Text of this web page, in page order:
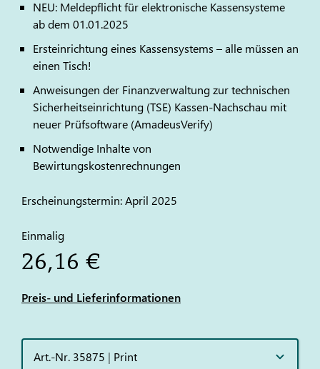
NEU: Meldepflicht für elektronische Kassensysteme
ab dem 01.01.2025
Ersteinrichtung eines Kassensystems – alle müssen an
einen Tisch!
Anweisungen der Finanzverwaltung zur technischen
Sicherheitseinrichtung (TSE) Kassen-Nachschau mit
neuer Prüfsoftware (AmadeusVerify)
Notwendige Inhalte von
Bewirtungskostenrechnungen
Erscheinungstermin: April 2025
Einmalig
26,16 €
Preis- und Lieferinformationen
Art.-Nr. 35875 | Print